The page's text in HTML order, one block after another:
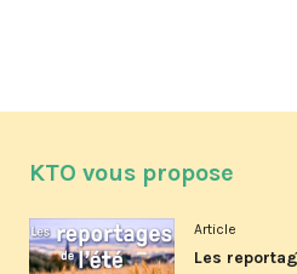
KTO vous propose
Article
Les